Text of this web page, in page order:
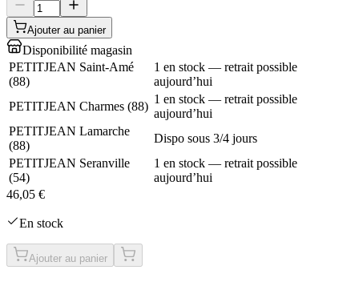
Ajouter au panier
Disponibilité magasin
PETITJEAN Saint-Amé
(88)
1 en stock — retrait possible
aujourd’hui
PETITJEAN Charmes (88)
1 en stock — retrait possible
aujourd’hui
PETITJEAN Lamarche
(88)
Dispo sous 3/4 jours
PETITJEAN Seranville
(54)
1 en stock — retrait possible
aujourd’hui
46,05 €
En stock
Ajouter au panier